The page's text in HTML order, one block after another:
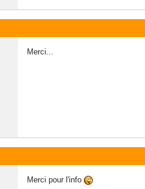
Merci...
Merci pour l'info